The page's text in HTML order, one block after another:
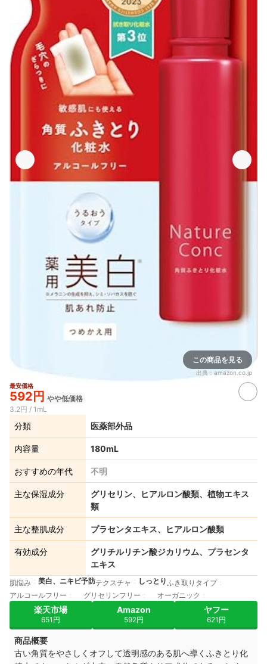
この商品を見る
出典： amazon.co.jp
最安価格
592円 やや低価格
3.2円 / 1mL
分類 医薬部外品
内容量 180mL
おすすめの年代 不明
主な保湿成分
グリセリン、ヒアルロン酸類、植物エキス
類
主な整肌成分 プラセンタエキス、ヒアルロン酸類
有効成分
グリチルリチン酸ジカリウム、プラセンタ
エキス
肌悩み 美白、ニキビ予防テクスチャ しっとりふき取りタイプ
アルコールフリー
グリセリンフリー オーガニック
楽天市場
651円
Amazon
592円
ヤフー
621円
商品概要
古い角質をやさしくオフして透明感のある肌へ導くふきとり化